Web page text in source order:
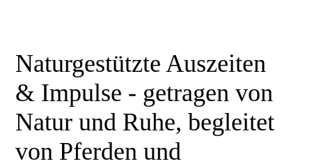
Naturgestützte Auszeiten
& Impulse - getragen von
Natur und Ruhe, begleitet
von Pferden und